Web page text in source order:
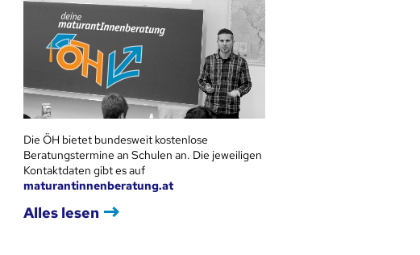
Die ÖH bietet bundesweit kostenlose
Beratungstermine an Schulen an. Die jeweiligen
Kontaktdaten gibt es auf
maturantinnenberatung.at
Alles lesen